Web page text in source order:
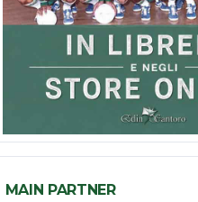
MAIN PARTNER